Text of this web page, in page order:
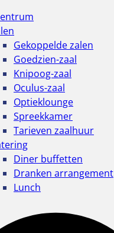
Gekoppelde zalen
Goedzien-zaal
Knipoog-zaal
Oculus-zaal
Optieklounge
Spreekkamer
Tarieven zaalhuur
Diner buffetten
Dranken arrangement
Lunch